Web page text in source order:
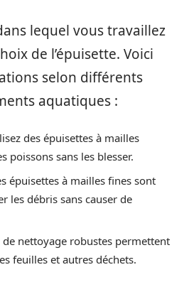
lequel vous travaillez
de l’épuisette. Voici
selon différents
aquatiques :
des épuisettes à mailles
poissons sans les blesser.
épuisettes à mailles fines sont
les débris sans causer de
de nettoyage robustes permettent
feuilles et autres déchets.